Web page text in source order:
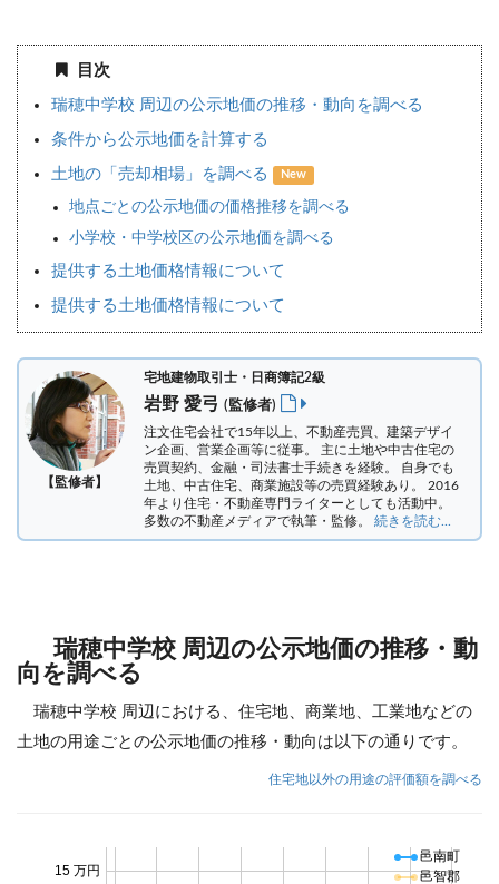
目次
瑞穂中学校 周辺の公示地価の推移・動向を調べる
条件から公示地価を計算する
土地の「売却相場」を調べる New
地点ごとの公示地価の価格推移を調べる
小学校・中学校区の公示地価を調べる
提供する土地価格情報について
提供する土地価格情報について
【監修者】
宅地建物取引士・日商簿記2級
岩野 愛弓 (監修者)
注文住宅会社で15年以上、不動産売買、建築デザイ
ン企画、営業企画等に従事。 主に土地や中古住宅の
売買契約、金融・司法書士手続きを経験。 自身でも
土地、中古住宅、商業施設等の売買経験あり。 2016
年より住宅・不動産専門ライターとしても活動中。
多数の不動産メディアで執筆・監修。 続きを読む...
瑞穂中学校 周辺の公示地価の推移・動
向を調べる
瑞穂中学校 周辺における、住宅地、商業地、工業地などの
土地の用途ごとの公示地価の推移・動向は以下の通りです。
住宅地以外の用途の評価額を調べる
15 万円
邑南町
邑智郡